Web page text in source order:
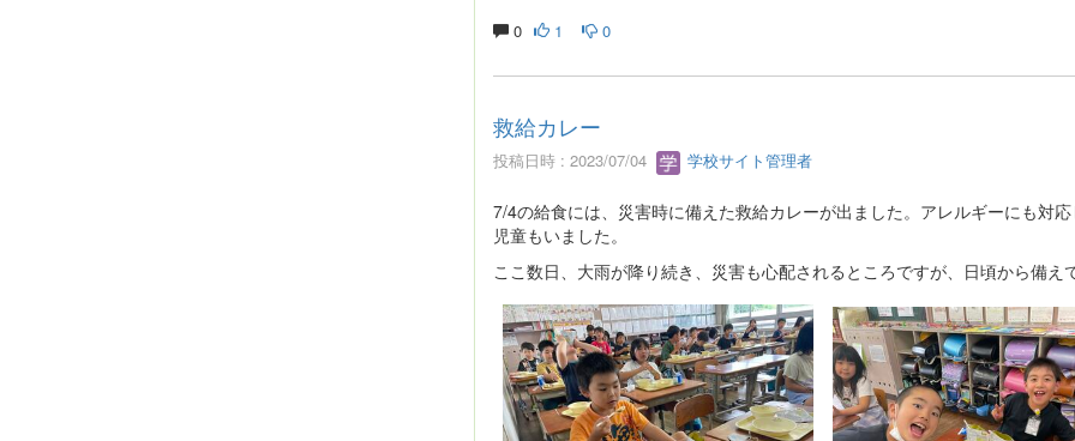
0 1 0
救給カレー
投稿日時 : 2023/07/04 学校サイト管理者
7/4の給食には、災害時に備えた救給カレーが出ました。アレルギーにも対
児童もいました。
ここ数日、大雨が降り続き、災害も心配されるところですが、日頃から備え